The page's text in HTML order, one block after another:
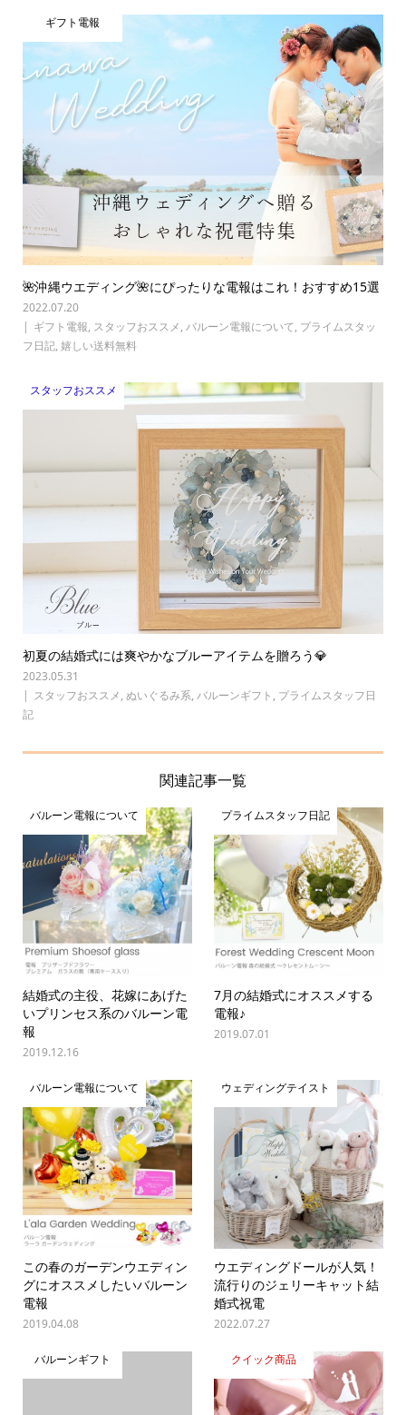
ギフト電報
🌺沖縄ウエディング🌺にぴったりな電報はこれ！おすすめ15選
2022.07.20
ギフト電報, スタッフおススメ, バルーン電報について, プライムスタッ
フ日記, 嬉しい送料無料
スタッフおススメ
初夏の結婚式には爽やかなブルーアイテムを贈ろう💎
2023.05.31
スタッフおススメ, ぬいぐるみ系, バルーンギフト , プライムスタッフ日
記
関連記事一覧
バルーン電報について
結婚式の主役、花嫁にあげた
いプリンセス系のバルーン電
報
2019.12.16
プライムスタッフ日記
7月の結婚式にオススメする
電報♪
2019.07.01
バルーン電報について
この春のガーデンウエディン
グにオススメしたいバルーン
電報
2019.04.08
ウェディングテイスト
ウエディングドールが人気！
流行りのジェリーキャット結
婚式祝電
2022.07.27
バルーンギフト クイック商品